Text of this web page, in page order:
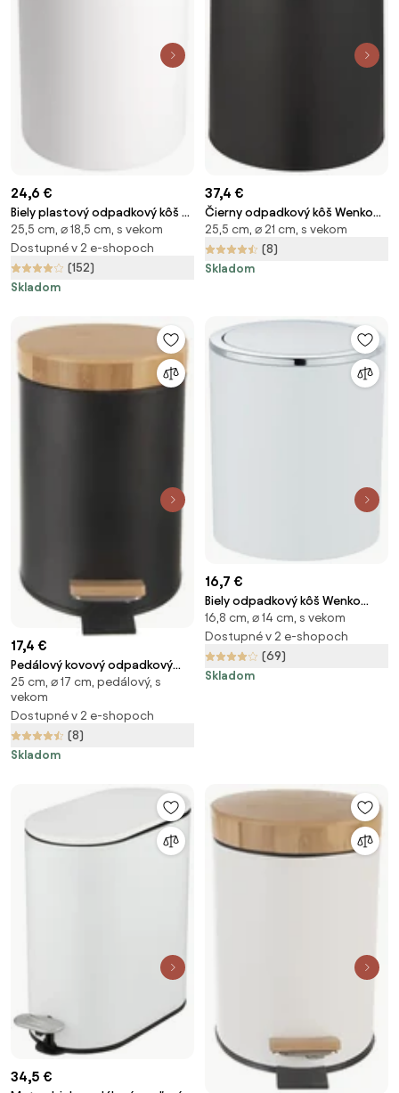
24,6 €
Biely plastový odpadkový kôš 5 l
Inca – Wenko
25,5 cm, ⌀ 18,5 cm, s vekom
Dostupné v 2 e-shopoch
(152)
Skladom
37,4 €
Čierny odpadkový kôš Wenko
Atri, 6 l
25,5 cm, ⌀ 21 cm, s vekom
(8)
Skladom
17,4 €
Pedálový kovový odpadkový
kôš 3 l – Orion
25 cm, ⌀ 17 cm, pedálový, s
vekom
Dostupné v 2 e-shopoch
(8)
Skladom
16,7 €
Biely odpadkový kôš Wenko
Inca, 2 l
16,8 cm, ⌀ 14 cm, s vekom
Dostupné v 2 e-shopoch
(69)
Skladom
34,5 €